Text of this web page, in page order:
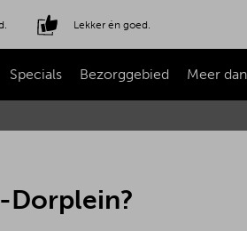
Lekker én goed.
Specials Bezorggebied Meer
Dorplein?